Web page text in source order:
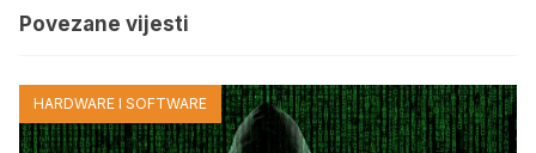
Povezane vijesti
HARDWARE I SOFTWARE